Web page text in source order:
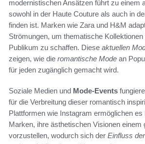
modernistischen Ansätzen führt zu einem
sowohl in der Haute Couture als auch in
finden ist. Marken wie Zara und H&M
Strömungen, um thematische Kollektionen
Publikum zu schaffen. Diese aktuellen
zeigen, wie die romantische Mode an
für jeden zugänglich gemacht wird.
Soziale Medien und Mode-Events
für die Verbreitung dieser romantisch
Plattformen wie Instagram ermöglichen es
Marken, ihre ästhetischen Visionen einem
vorzustellen, wodurch sich der Einfluss